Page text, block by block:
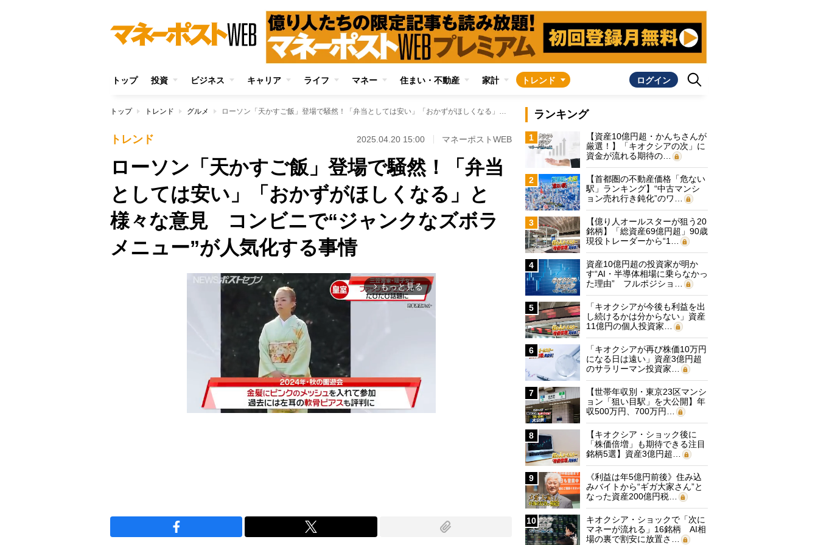
トップ 投資 ビジネス キャリア ライフ マネー 住まい・不動産 家計 トレンド ログイン
トップ トレンド グルメ ローソン「天かすご飯」登場で騒然！「弁当としては安い」「おかずがほしくなる」と様々な意見 コンビニで“ジャンクなズボラメニュー”が人気化する事情
トレンド 2025.04.20 15:00 マネーポストWEB
ローソン「天かすご飯」登場で騒然！「弁当
としては安い」「おかずがほしくなる」と
様々な意見 コンビニで“ジャンクなズボラ
メニュー”が人気化する事情
arrow_forward_ios もっと見る
ランキング
1
【資産10億円超・かんちさんが
厳選！】「キオクシアの次」に
資金が流れる期待の…
2
【首都圏の不動産価格「危ない
駅」ランキング】“中古マンシ
ョン売れ行き鈍化”のワ…
3
【億り人オールスターが狙う20
銘柄】「総資産69億円超」90歳
現役トレーダーから“1…
4
資産10億円超の投資家が明か
す“AI・半導体相場に乗らなかっ
た理由” フルポジショ…
5
「キオクシアが今後も利益を出
し続けるかは分からない」資産
11億円の個人投資家…
6
「キオクシアが再び株価10万円
になる日は遠い」資産3億円超
のサラリーマン投資家…
7
【世帯年収別・東京23区マンシ
ョン「狙い目駅」を大公開】年
収500万円、700万円…
8
【キオクシア・ショック後に
「株価倍増」も期待できる注目
銘柄5選】資産3億円超…
9
《利益は年5億円前後》住み込
みバイトから“ギガ大家さん”と
なった資産200億円税…
10
キオクシア・ショックで「次に
マネーが流れる」16銘柄 AI相
場の裏で割安に放置さ…